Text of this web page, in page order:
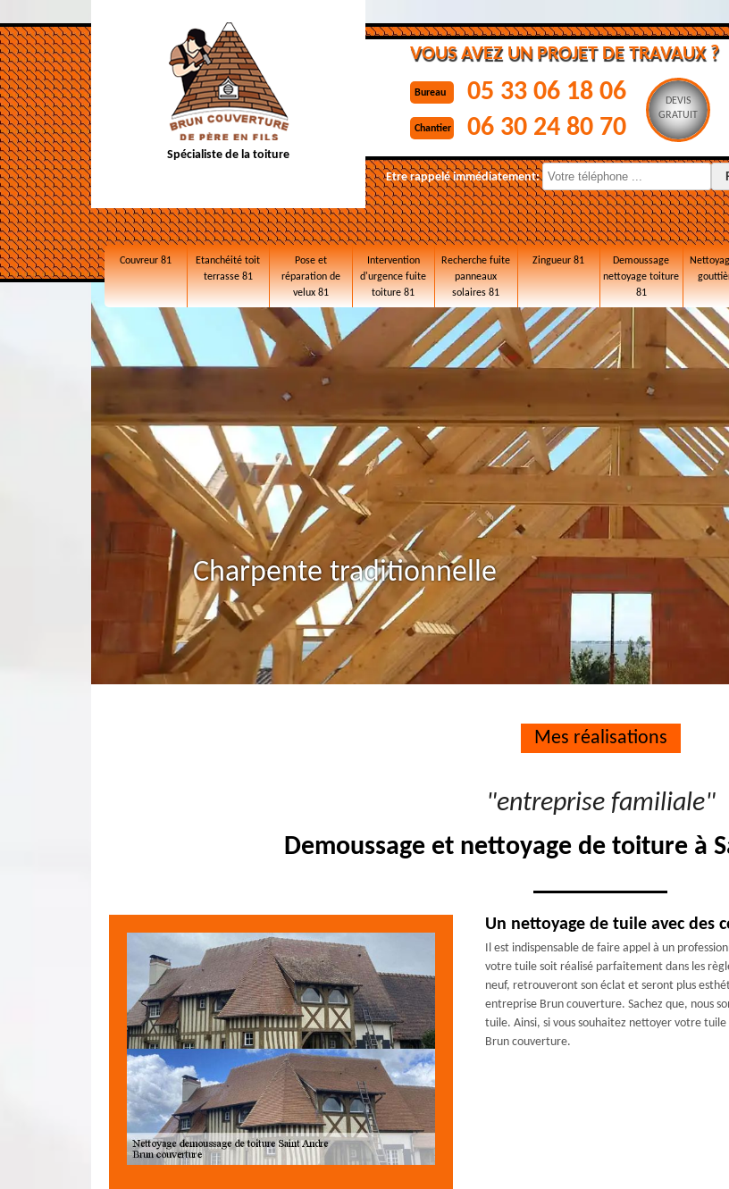
Spécialiste de la toiture
VOUS AVEZ UN PROJET DE TRAVAUX ?
Bureau 05 33 06 18 06
Chantier 06 30 24 80 70
DEVIS
GRATUIT
Etre rappelé immédiatement:
Couvreur 81
Etanchéité toit
terrasse 81
Pose et
réparation de
velux 81
Intervention
d'urgence fuite
toiture 81
Recherche fuite
panneaux
solaires 81
Zingueur 81
Demoussage
nettoyage toiture
81
Charpente traditionnelle
Mes réalisations
"entreprise familiale"
Demoussage et nettoyage de toiture à
Un nettoyage de tuile avec des
Il est indispensable de faire appel à un
votre tuile soit réalisé parfaitement dans les
neuf, retrouveront son éclat et seront plus
entreprise Brun couverture. Sachez que, nous
tuile. Ainsi, si vous souhaitez nettoyer votre
Brun couverture.